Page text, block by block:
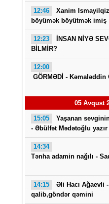
12:46 Xanim
böyümək böyütmək imiş
12:23
İNSAN NİYƏ
BİLMİR?
12:00
GÖRMƏDİ - Kəmaləddin
05 Avqust
15:05
Yaşanan
- Əbülfət Mədətoğlu yazır
14:34
Tənha adamin nağılı -
14:15 Əli Hacı Ağaevli -
qalib,göndər qəmini